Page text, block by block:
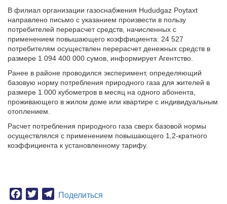
В филиал организации газоснабжения Hududgaz Poytaxt
направлено письмо с указанием произвести в пользу
потребителей перерасчет средств, начисленных с
применением повышающего коэффициента: 24 527
потребителям осуществлен перерасчет денежных средств в
размере 1 094 400 000 сумов, информирует Агентство.
Ранее в районе проводился эксперимент, определяющий
базовую норму потребления природного газа для жителей в
размере 1 000 кубометров в месяц на одного абонента,
проживающего в жилом доме или квартире с индивидуальным
отоплением.
Расчет потребления природного газа сверх базовой нормы
осуществлялся с применением повышающего 1,2-кратного
коэффициента к установленному тарифу.
Facebook
TwitterTelegram
Поделиться